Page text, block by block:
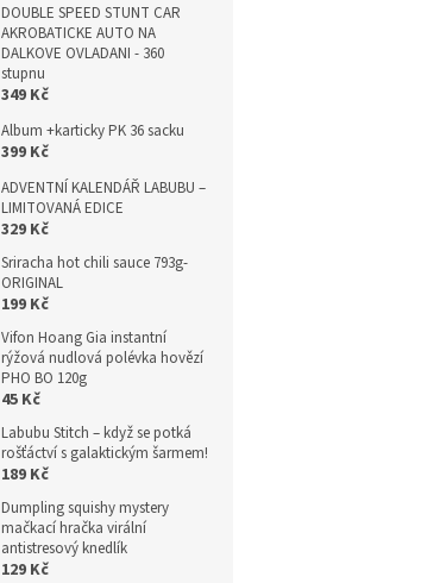
DOUBLE SPEED STUNT CAR
AKROBATICKE AUTO NA
DALKOVE OVLADANI - 360
stupnu
349 Kč
Album +karticky PK 36 sacku
399 Kč
ADVENTNÍ KALENDÁŘ LABUBU –
LIMITOVANÁ EDICE
329 Kč
Sriracha hot chili sauce 793g-
ORIGINAL
199 Kč
Vifon Hoang Gia instantní
rýžová nudlová polévka hovězí
PHO BO 120g
45 Kč
Labubu Stitch – když se potká
rošťáctví s galaktickým šarmem!
189 Kč
Dumpling squishy mystery
mačkací hračka virální
antistresový knedlík
129 Kč